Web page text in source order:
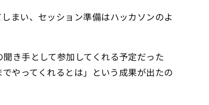
まい、セッション準備はハッカソンのよ
き手として参加してくれる予定だった
やってくれるとは」という成果が出たの